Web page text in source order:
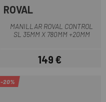
ROVAL
MANILLAR ROVAL CONTROL
SL 35MM X 780MM +20MM
Precio
149 €
-20%